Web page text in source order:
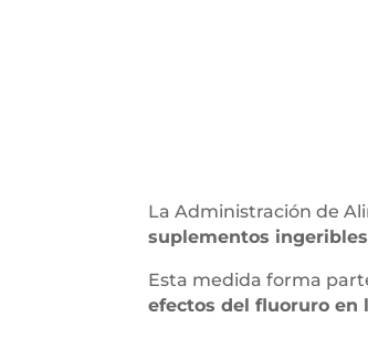
La Administración de
suplementos
Esta medida forma
efectos del fluoruro en